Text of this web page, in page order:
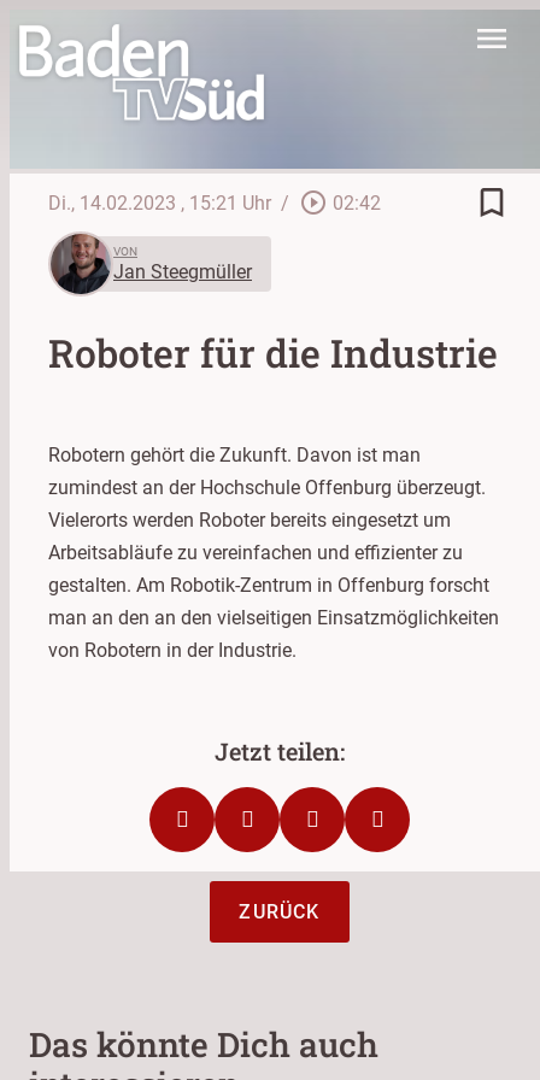
menu
Di., 14.02.2023 , 15:21 Uhr / play_circle_outline 02:42 bookmark_border
VON
Jan Steegmüller
Roboter für die Industrie
Robotern gehört die Zukunft. Davon ist man
zumindest an der Hochschule Offenburg überzeugt.
Vielerorts werden Roboter bereits eingesetzt um
Arbeitsabläufe zu vereinfachen und effizienter zu
gestalten. Am Robotik-Zentrum in Offenburg forscht
man an den an den vielseitigen Einsatzmöglichkeiten
von Robotern in der Industrie.
ZURÜCK
Das könnte Dich auch